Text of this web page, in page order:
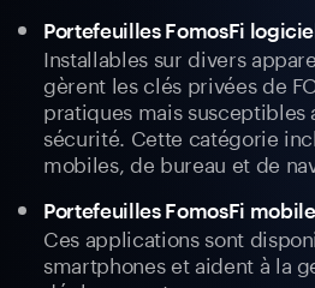
Portefeuilles FomosFi
Installables sur divers
gèrent les clés privées de
pratiques mais susceptibles
sécurité. Cette catégorie
mobiles, de bureau et de
Portefeuilles FomosFi
Ces applications sont
smartphones et aident à la